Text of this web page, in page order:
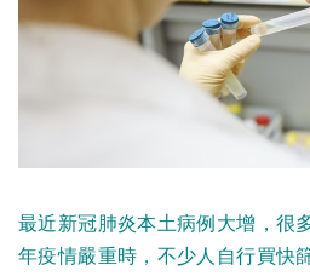
最近新冠肺炎本土病例大增，很
年疫情嚴重時，不少人自行買快